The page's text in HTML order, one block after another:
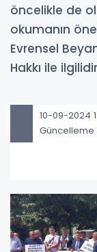
öncelikle de
okumanın
Evrensel
Hakkı ile
10-09-2024
Güncelleme